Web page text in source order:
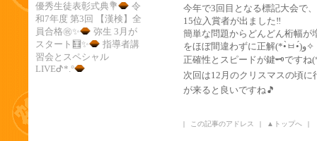
優秀生徒表彰式典💐
令
和7年度 第3回 【漢検】全
員合格㊗️✨
弥生 3月が
スタート🧮✨️
指導者講
習会とスペシャル
LIVEᕷ*.°
今年で3回目となる標記大会で
15位入賞者が出ました‼️
簡単な問題からどんどん桁幅が
をほぼ間違わずに正解(*•̀ㅂ•́)و✧
正確性とスピードが鍵🗝ですね
次回は12月のクリスマスの頃に
が来ると良いですね🎵
| この記事のアドレス | ▲トップへ |